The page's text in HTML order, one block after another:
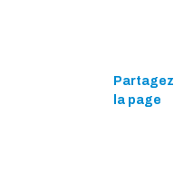
Partagez
la page